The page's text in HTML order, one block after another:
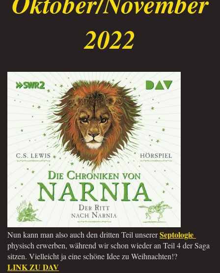
2022
Nun kann man also auch den dritten Teil unsererSeptologie
physisch erwerben, während wir schon wieder an Teil 4 der Saga
sitzen. Vielleicht ja eine schöne Idee zu Weihnachten!?
LINK ZU DAV